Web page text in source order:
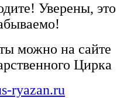
Уверены, это
можно на сайте
Цирка
ryazan.ru